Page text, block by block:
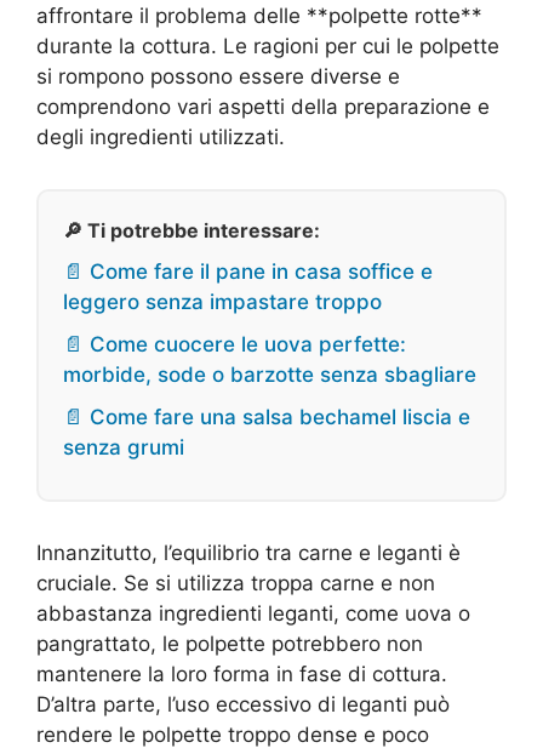
affrontare il problema delle **polpette rotte**
durante la cottura. Le ragioni per cui le polpette
si rompono possono essere diverse e
comprendono vari aspetti della preparazione e
degli ingredienti utilizzati.
🔎 Ti potrebbe interessare:
📄 Come fare il pane in casa soffice e
leggero senza impastare troppo
📄 Come cuocere le uova perfette:
morbide, sode o barzotte senza sbagliare
📄 Come fare una salsa bechamel liscia e
senza grumi
Innanzitutto, l’equilibrio tra carne e leganti è
cruciale. Se si utilizza troppa carne e non
abbastanza ingredienti leganti, come uova o
pangrattato, le polpette potrebbero non
mantenere la loro forma in fase di cottura.
D’altra parte, l’uso eccessivo di leganti può
rendere le polpette troppo dense e poco